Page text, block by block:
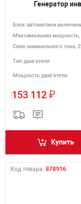
Генератор
Блок автоматики
Максимальная мощность,
Сила номинального тока,
Тип двигателя
Мощность двигателя
153 112 ₽
Купить
Код товара: 878916